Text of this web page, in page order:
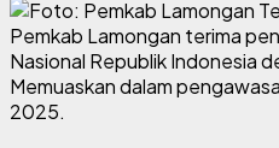
Pemkab Lamongan terima
Nasional Republik Indonesia
Memuaskan dalam
2025.